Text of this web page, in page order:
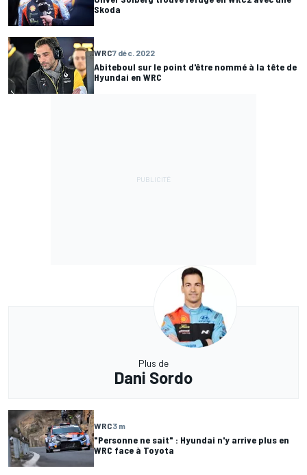
Skoda
WRC7 déc. 2022
Abiteboul sur le point d'être nommé à la tête de
Hyundai en WRC
Plus de
Dani Sordo
WRC3 m
"Personne ne sait" : Hyundai n'y arrive plus en
WRC face à Toyota